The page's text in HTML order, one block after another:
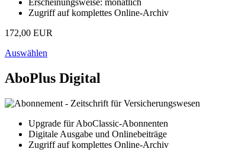
Erscheinungsweise: monatlich
Zugriff auf komplettes Online-Archiv
172,00 EUR
Auswählen
AboPlus Digital
Upgrade für AboClassic-Abonnenten
Digitale Ausgabe und Onlinebeiträge
Zugriff auf komplettes Online-Archiv